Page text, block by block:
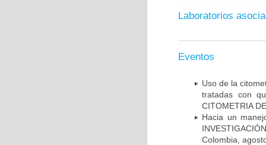
Laboratorios
Eventos
Uso de la
tratadas con
CITOMETRIA
Hacia un
Colombia,